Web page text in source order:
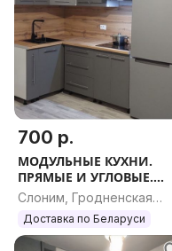
700 р.
МОДУЛЬНЫЕ КУХНИ.
ПРЯМЫЕ И УГЛОВЫЕ.
ЛЮБОЙ РАЗМЕР.
Слоним, Гродненская
область
Доставка по Беларуси